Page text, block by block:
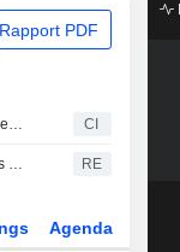
Rapport PDF
Cyient Limited annonce des changements au sein de sa direction exécutive CI
Les actions indiennes enregistrent des pertes hebdomadaires face à la hausse du brut et à la chute de HDFC Bank RE
Agenda